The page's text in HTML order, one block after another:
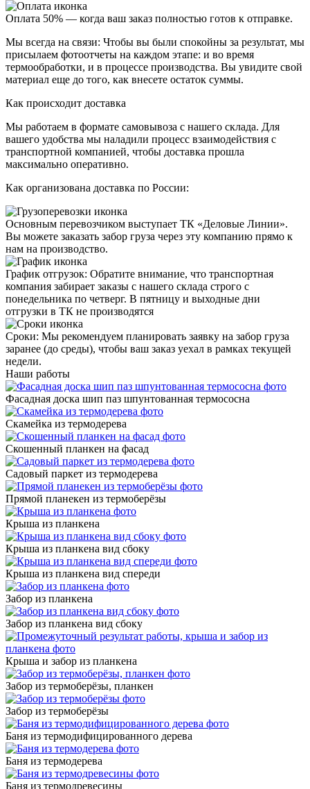
Оплата 50% — когда ваш заказ полностью готов к отправке.
Мы всегда на связи: Чтобы вы были спокойны за результат, мы
присылаем фотоотчеты на каждом этапе: и во время
термообработки, и в процессе производства. Вы увидите свой
материал еще до того, как внесете остаток суммы.
Как происходит доставка
Мы работаем в формате самовывоза с нашего склада. Для
вашего удобства мы наладили процесс взаимодействия с
транспортной компанией, чтобы доставка прошла
максимально оперативно.
Как организована доставка по России:
Основным перевозчиком выступает ТК «Деловые Линии».
Вы можете заказать забор груза через эту компанию прямо к
нам на производство.
График отгрузок: Обратите внимание, что транспортная
компания забирает заказы с нашего склада строго с
понедельника по четверг. В пятницу и выходные дни
отгрузки в ТК не производятся
Сроки: Мы рекомендуем планировать заявку на забор груза
заранее (до среды), чтобы ваш заказ уехал в рамках текущей
недели.
Наши работы
Фасадная доска шип паз шпунтованная термососна
Скамейка из термодерева
Скошенный планкен на фасад
Садовый паркет из термодерева
Прямой планекен из термоберёзы
Крыша из планкена
Крыша из планкена вид сбоку
Крыша из планкена вид спереди
Забор из планкена
Забор из планкена вид сбоку
Крыша и забор из планкена
Забор из термоберёзы, планкен
Забор из термоберёзы
Баня из термодифицированного дерева
Баня из термодерева
Баня из термодревесины